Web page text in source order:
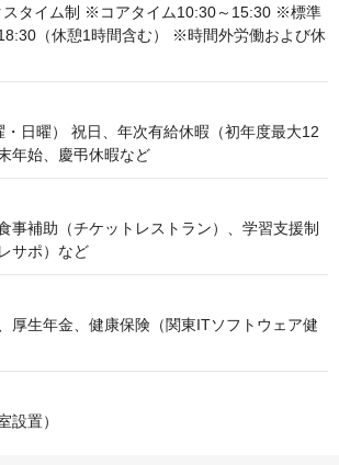
スタイム制 ※コアタイム10:30～15:30 ※標準
（休憩1時間含む） ※時間外労働および休
日曜） 祝日、年次有給休暇（初年度最大12
年始、慶弔休暇など
事補助（チケットレストラン）、学習支援制
サポ）など
厚生年金、健康保険（関東ITソフトウェア健
設置）